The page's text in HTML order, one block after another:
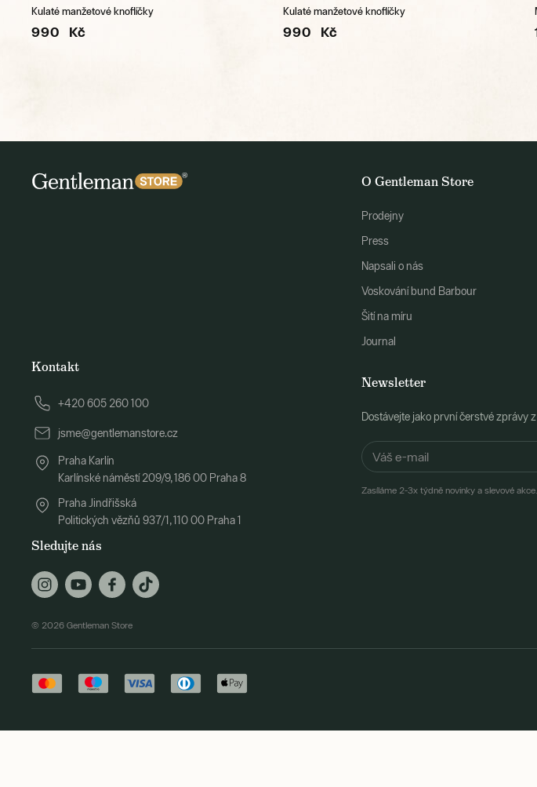
Kulaté manžetové knoflíčky
990 Kč
Kulaté manžetové knoflíčky
990 Kč
O Gentleman Store
Prodejny
Press
Napsali o nás
Voskování bund Barbour
Šití na míru
Journal
Newsletter
Dostávejte jako první čerstvé zprávy
Zasíláme 2-3x týdně novinky a slevové akce.
Kontakt
+420 605 260 100
jsme@gentlemanstore.cz
Praha Karlín
Karlínské náměstí 209/9, 186 00 Praha 8
Praha Jindřišská
Politických vězňů 937/1, 110 00 Praha 1
Sledujte nás
© 2026 Gentleman Store